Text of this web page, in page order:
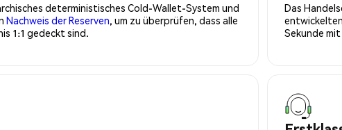
deterministisches Cold-Wallet-System und
Nachweis der Reserven, um zu überprüfen, dass alle
1:1 gedeckt sind.
Das
Sekunde